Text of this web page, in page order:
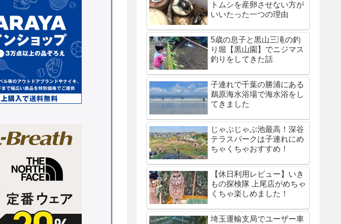
トムシを産卵させない方が
いいたった一つの理由
5歳の息子と黒山三滝の釣
り堀【黒山園】でニジマス
釣りをしてきた話
子連れで千葉の勝浦にある
鵜原海水浴場で海水浴をし
てきました
じゃぶじゃぶ池最高！深谷
テラスパークは子連れにめ
ちゃくちゃおすすめ！
【休日利用レビュー】いき
もの探検隊 上尾店がめちゃ
くちゃ楽しめました！
埼玉運輸支局でユーザー車